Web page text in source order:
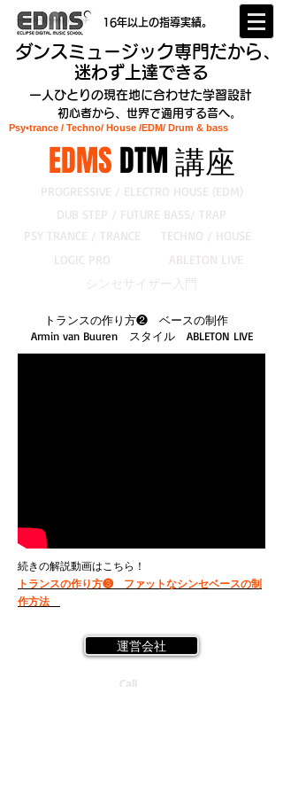
16年以上の指導実績。
ダンスミュージック専門だから、
迷わず上達できる
一人ひとりの現在地に合わせた学習設計
初心者から、世界で通用する音へ。
Psy•trance / Techno/ House /EDM/ Drum & bass
EDMS DTM 講座
PROGRESSIVE / ELECTRO HOUSE (EDM)
DUB STEP / FUTURE BASS/ TRAP
PSY TRANCE / TRANCE
TECHNO / HOUSE
LOGIC PRO
ABLETON LIVE
シンセサイザー入門
トランスの作り方❷ ベースの制作
Armin van Buuren スタイル ABLETON LIVE
続きの解説動画はこちら！
トランスの作り方❸ ファットなシンセベースの制
作方法
運営会社
Call